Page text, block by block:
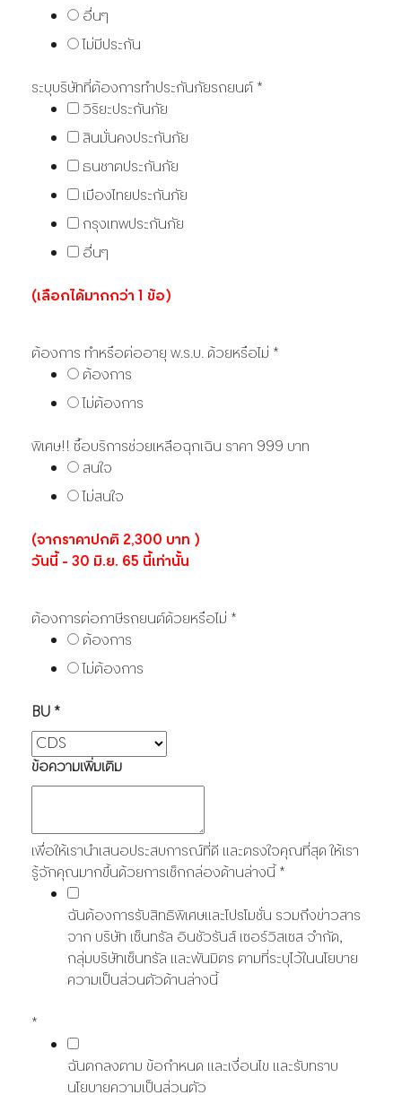
อื่นๆ
ไม่มีประกัน
ระบุบริษัทที่ต้องการทำประกันภัยรถยนต์ *
วิริยะประกันภัย
สินมั่นคงประกันภัย
ธนชาตประกันภัย
เมืองไทยประกันภัย
กรุงเทพประกันภัย
อื่นๆ
(เลือกได้มากกว่า 1 ข้อ)
ต้องการ ทำหรือต่ออายุ พ.ร.บ. ด้วยหรือไม่ *
ต้องการ
ไม่ต้องการ
พิเศษ!! ซื้อบริการช่วยเหลือฉุกเฉิน ราคา 999 บาท
สนใจ
ไม่สนใจ
(จากราคาปกติ 2,300 บาท )
วันนี้ - 30 มิ.ย. 65 นี้เท่านั้น
ต้องการต่อภาษีรถยนต์ด้วยหรือไม่ *
ต้องการ
ไม่ต้องการ
BU *
ข้อความเพิ่มเติม
เพื่อให้เรานำเสนอประสบการณ์ที่ดี และตรงใจคุณที่สุด ให้เรา
รู้จักคุณมากขึ้นด้วยการเช็กกล่องด้านล่างนี้*
ฉันต้องการรับสิทธิพิเศษและโปรโมชั่น รวมถึงข่าวสาร
จาก บริษัท เซ็นทรัล อินชัวรันส์ เซอร์วิสเซส จำกัด,
กลุ่มบริษัทเซ็นทรัล และพันมิตร ตามที่ระบุไว้ในนโยบาย
ความเป็นส่วนตัวด้านล่างนี้
*
ฉันตกลงตาม ข้อกำหนด และเงื่อนไข และรับทราบ
นโยบายความเป็นส่วนตัว